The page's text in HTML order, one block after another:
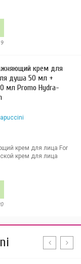
крем для
душа 50 мл +
мл Promo Hydra-
крем для лица For
крем для лица